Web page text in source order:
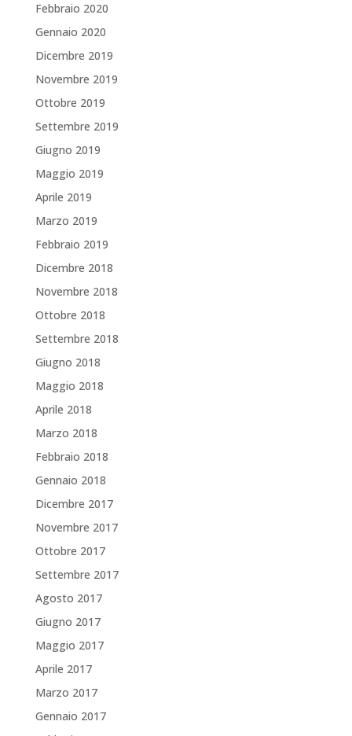
Febbraio 2020
Gennaio 2020
Dicembre 2019
Novembre 2019
Ottobre 2019
Settembre 2019
Giugno 2019
Maggio 2019
Aprile 2019
Marzo 2019
Febbraio 2019
Dicembre 2018
Novembre 2018
Ottobre 2018
Settembre 2018
Giugno 2018
Maggio 2018
Aprile 2018
Marzo 2018
Febbraio 2018
Gennaio 2018
Dicembre 2017
Novembre 2017
Ottobre 2017
Settembre 2017
Agosto 2017
Giugno 2017
Maggio 2017
Aprile 2017
Marzo 2017
Gennaio 2017